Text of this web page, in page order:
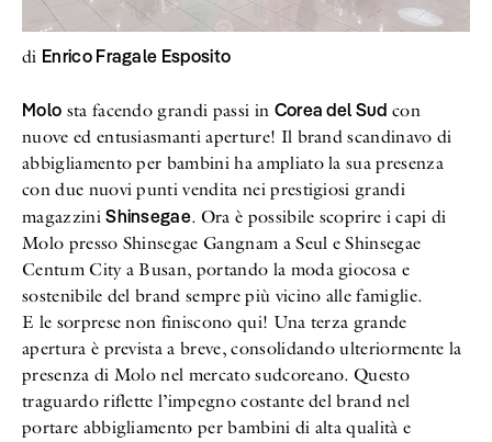
di Enrico Fragale Esposito
Molo sta facendo grandi passi in Corea del Sud con
nuove ed entusiasmanti aperture! Il brand scandinavo di
abbigliamento per bambini ha ampliato la sua presenza
con due nuovi punti vendita nei prestigiosi grandi
magazziniShinsegae. Ora è possibile scoprire i capi di
Molo presso Shinsegae Gangnam a Seul e Shinsegae
Centum City a Busan, portando la moda giocosa e
sostenibile del brand sempre più vicino alle famiglie.
E le sorprese non finiscono qui! Una terza grande
apertura è prevista a breve, consolidando ulteriormente la
presenza di Molo nel mercato sudcoreano. Questo
traguardo riflette l’impegno costante del brand nel
portare abbigliamento per bambini di alta qualità e